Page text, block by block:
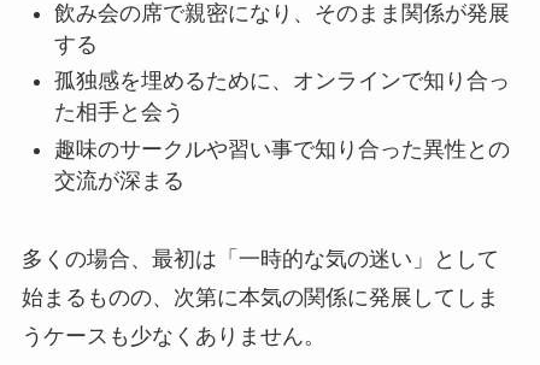
飲み会の席で親密になり、そのまま関係が発展
する
孤独感を埋めるために、オンラインで知り合っ
た相手と会う
趣味のサークルや習い事で知り合った異性との
交流が深まる
多くの場合、最初は「一時的な気の迷い」として
始まるものの、次第に本気の関係に発展してしま
うケースも少なくありません。